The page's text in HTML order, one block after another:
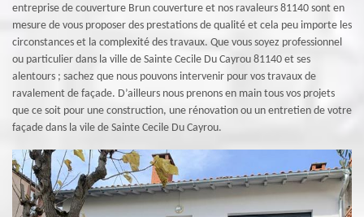
entreprise de couverture Brun couverture et nos ravaleurs 81140 sont en
mesure de vous proposer des prestations de qualité et cela peu importe les
circonstances et la complexité des travaux. Que vous soyez professionnel
ou particulier dans la ville de Sainte Cecile Du Cayrou 81140 et ses
alentours ; sachez que nous pouvons intervenir pour vos travaux de
ravalement de façade. D’ailleurs nous prenons en main tous vos projets
que ce soit pour une construction, une rénovation ou un entretien de votre
façade dans la vile de Sainte Cecile Du Cayrou.